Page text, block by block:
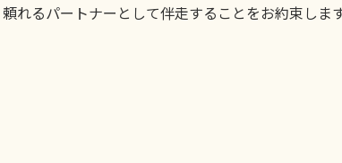
るパートナーとして伴走することをお約束します